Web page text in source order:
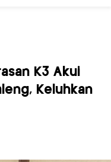
K3 Akui
Keluhkan